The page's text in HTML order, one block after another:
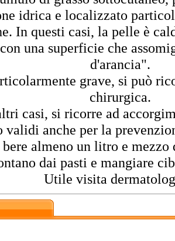
idrica e localizzato
In questi casi, la pelle è
con una superficie che
d'arancia".
grave, si può
chirurgica.
casi, si ricorre ad
validi anche per la
almeno un litro e mezzo
dai pasti e mangiare
Utile visita